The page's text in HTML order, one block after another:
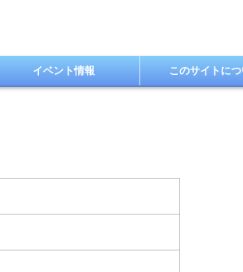
イベント情報 このサイトに